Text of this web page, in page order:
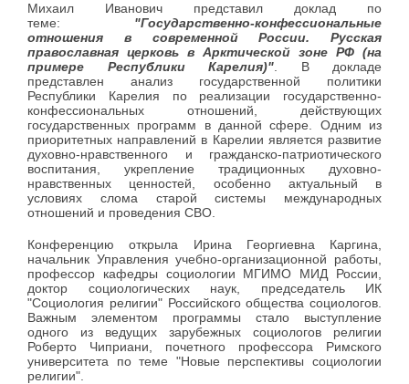
Михаил Иванович представил доклад по
теме: "Государственно-конфессиональные
отношения в современной России. Русская
православная церковь в Арктической зоне РФ (на
примере Республики Карелия)" . В докладе
представлен анализ государственной политики
Республики Карелия по реализации государственно-
конфессиональных отношений, действующих
государственных программ в данной сфере. Одним из
приоритетных направлений в Карелии является развитие
духовно-нравственного и гражданско-патриотического
воспитания, укрепление традиционных духовно-
нравственных ценностей, особенно актуальный в
условиях слома старой системы международных
отношений и проведения СВО.
Конференцию открыла Ирина Георгиевна Каргина,
начальник Управления учебно-организационной работы,
профессор кафедры социологии МГИМО МИД России,
доктор социологических наук, председатель ИК
"Социология религии" Российского общества социологов.
Важным элементом программы стало выступление
одного из ведущих зарубежных социологов религии
Роберто Чиприани, почетного профессора Римского
университета по теме "Новые перспективы социологии
религии".